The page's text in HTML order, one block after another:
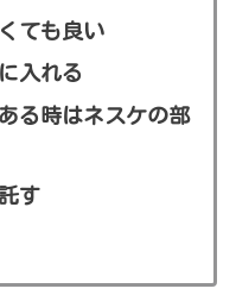
ても良い
入れる
る時はネスケの部
す